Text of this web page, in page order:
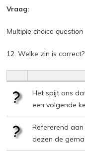
Vraag:
Multiple choice question
12. Welke zin is correct?
Het spijt ons
een volgende
Refererend
dezen de